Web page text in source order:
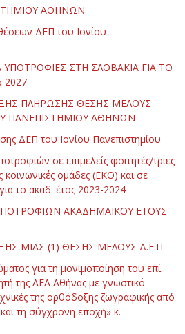
ΑΘΗΝΩΝ
ΔΕΠ του Ιονίου
ΣΤΗ ΣΛΟΒΑΚΙΑ ΓΙΑ ΤΟ
2027
ΠΛΗΡΩΣΗΣ ΘΕΣΗΣ ΜΕΛΟΥΣ
ΠΑΝΕΠΙΣΤΗΜΙΟΥ ΑΘΗΝΩΝ
ΔΕΠ του Ιονίου Πανεπιστημίου
σε επιμελείς φοιτητές/τριες
ομάδες (ΕΚΟ) και σε
το ακαδ. έτος 2023-2024
ΑΚΑΔΗΜΑΪΚΟΥ ΕΤΟΥΣ
ΜΙΑΣ (1) ΘΕΣΗΣ ΜΕΛΟΥΣ Δ.Ε.Π
για τη μονιμοποίηση του επί
της ΑΕΑ Αθήνας με γνωστικό
της ορθόδοξης ζωγραφικής από
τη σύγχρονη εποχή» κ.